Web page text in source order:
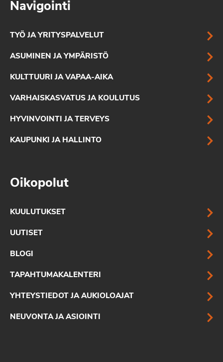
Navigointi
TYÖ JA YRITYSPALVELUT
ASUMINEN JA YMPÄRISTÖ
KULTTUURI JA VAPAA-AIKA
VARHAISKASVATUS JA KOULUTUS
HYVINVOINTI JA TERVEYS
KAUPUNKI JA HALLINTO
Oikopolut
KUULUTUKSET
UUTISET
BLOGI
TAPAHTUMAKALENTERI
YHTEYSTIEDOT JA AUKIOLOAJAT
NEUVONTA JA ASIOINTI